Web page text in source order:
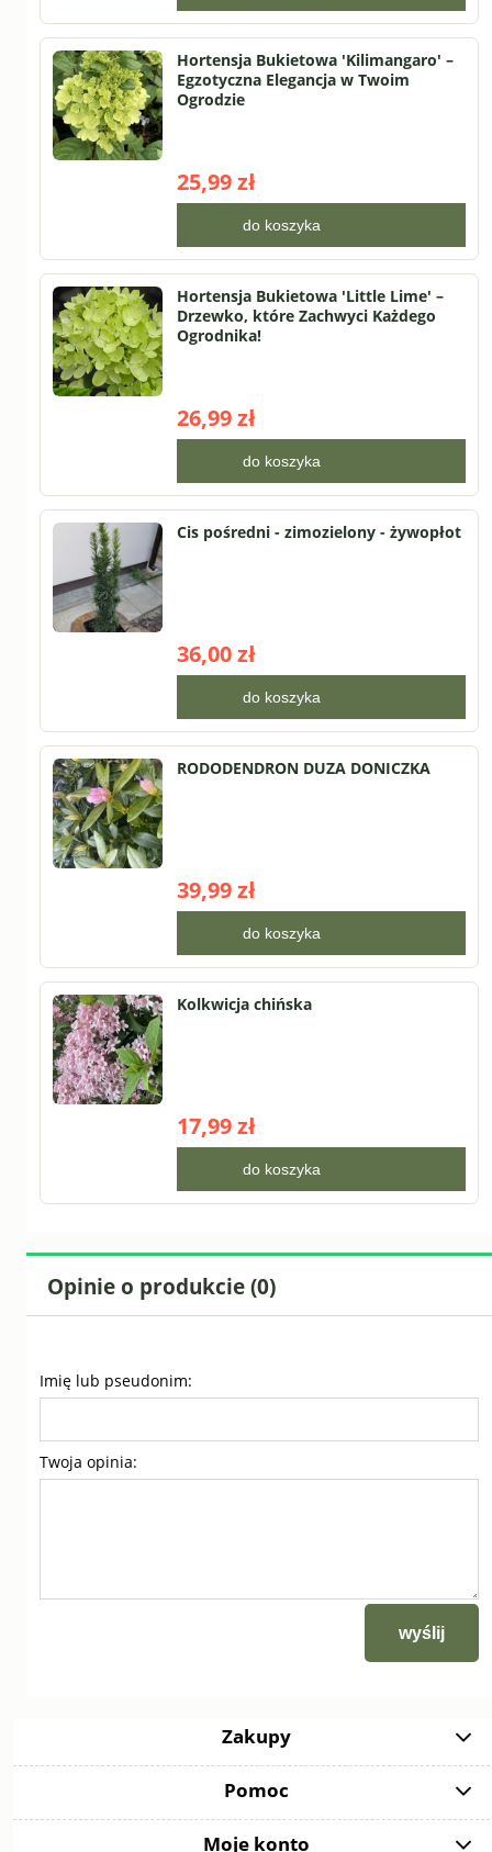
Hortensja Bukietowa 'Kilimangaro' –
Egzotyczna Elegancja w Twoim
Ogrodzie
25,99 zł
do koszyka
Hortensja Bukietowa 'Little Lime' –
Drzewko, które Zachwyci Każdego
Ogrodnika!
26,99 zł
do koszyka
Cis pośredni - zimozielony - żywopłot
36,00 zł
do koszyka
RODODENDRON DUZA DONICZKA
39,99 zł
do koszyka
Kolkwicja chińska
17,99 zł
do koszyka
Opinie o produkcie (0)
Imię lub pseudonim:
Twoja opinia:
wyślij
Zakupy
Pomoc
Moje konto